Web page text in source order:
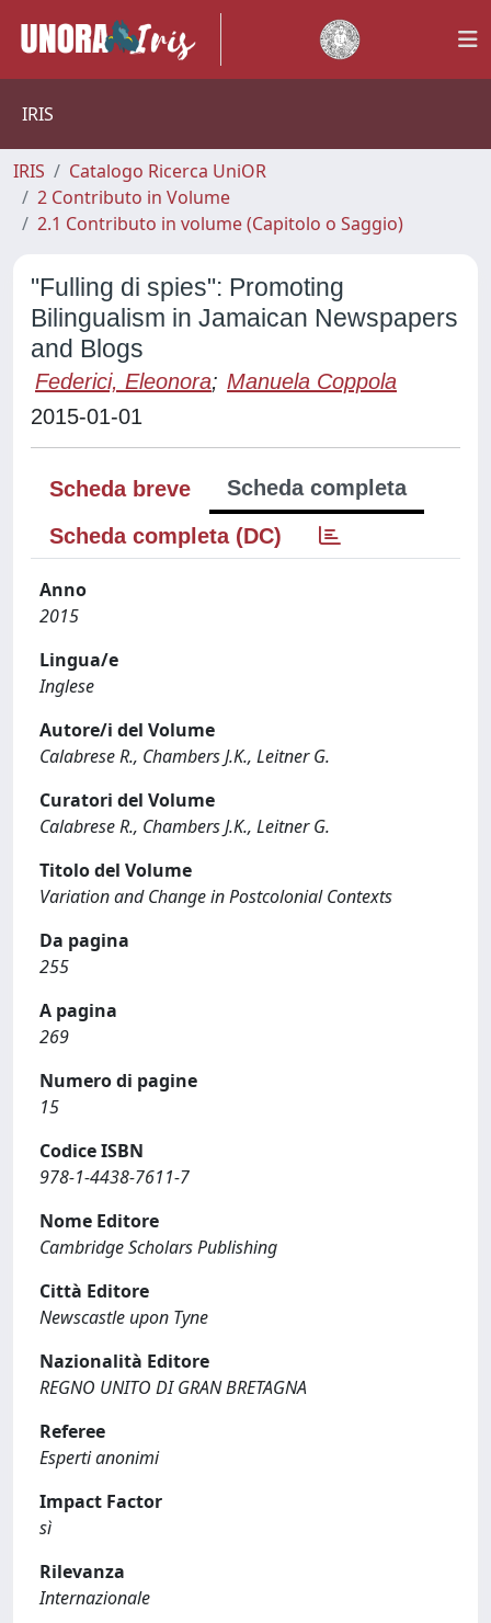
IRIS
IRIS
Catalogo Ricerca UniOR
2 Contributo in Volume
2.1 Contributo in volume (Capitolo o Saggio)
"Fulling di spies": Promoting
Bilingualism in Jamaican Newspapers
and Blogs
Federici, Eleonora; Manuela Coppola
2015-01-01
Scheda breve
Scheda completa
Scheda completa (DC)
Anno
2015
Lingua/e
Inglese
Autore/i del Volume
Calabrese R., Chambers J.K., Leitner G.
Curatori del Volume
Calabrese R., Chambers J.K., Leitner G.
Titolo del Volume
Variation and Change in Postcolonial Contexts
Da pagina
255
A pagina
269
Numero di pagine
15
Codice ISBN
978-1-4438-7611-7
Nome Editore
Cambridge Scholars Publishing
Città Editore
Newscastle upon Tyne
Nazionalità Editore
REGNO UNITO DI GRAN BRETAGNA
Referee
Esperti anonimi
Impact Factor
sì
Rilevanza
Internazionale